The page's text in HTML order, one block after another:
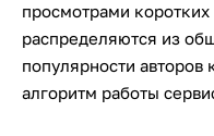
просмотрами
распределяются из
популярности
алгоритм работы